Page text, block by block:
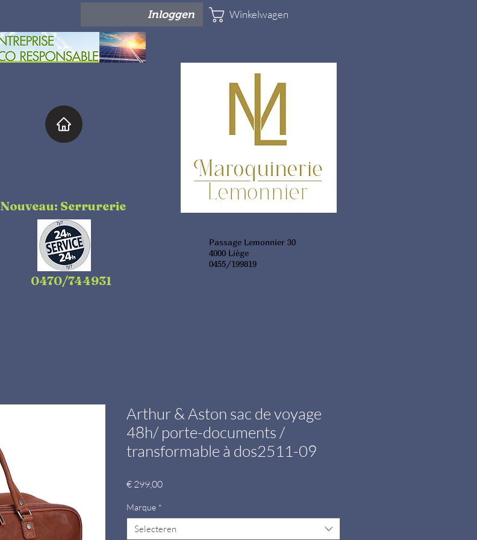
Inloggen Winkelwagen
Nouveau: Serrurerie
Passage Lemonnier 30
4000 Liège
0455/199819
0470/744931
Arthur & Aston sac de voyage
48h/ porte-documents /
transformable à dos2511-09
€ 299,00Prijs
Marque *
Selecteren